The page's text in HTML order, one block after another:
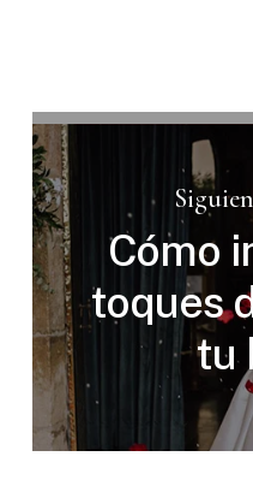
Cómo
toques
tu